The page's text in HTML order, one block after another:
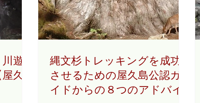
楽しむために必要な基本的な装備です。
もし、新しく購入するのであればこの3
つの装備です。 ただし、安いものでは
ありませんので、なるべく費用を抑えた
いかたは 登山用品のレンタル などもあ
りますので検討してみてください。 ザ
ック（リュックサック） ～ザックカバ
ー内蔵がおすすめ 短時間であればどん
遊
久
縄文杉トレッキングを成功
させるための屋久島公認ガ
イドからの８つのアドバイ